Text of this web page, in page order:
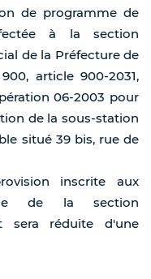
de programme de
à la section
de la Préfecture de
article 900-2031,
06-2003 pour
de la sous-station
situé 39 bis, rue de
inscrite aux
de la section
sera réduite d'une